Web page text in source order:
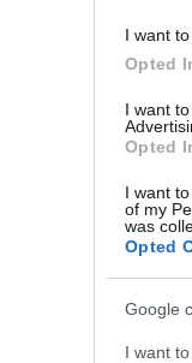
I want
Opted
I want
Opted
I want
of my
was
Opted
Google
I want
adományoddal a